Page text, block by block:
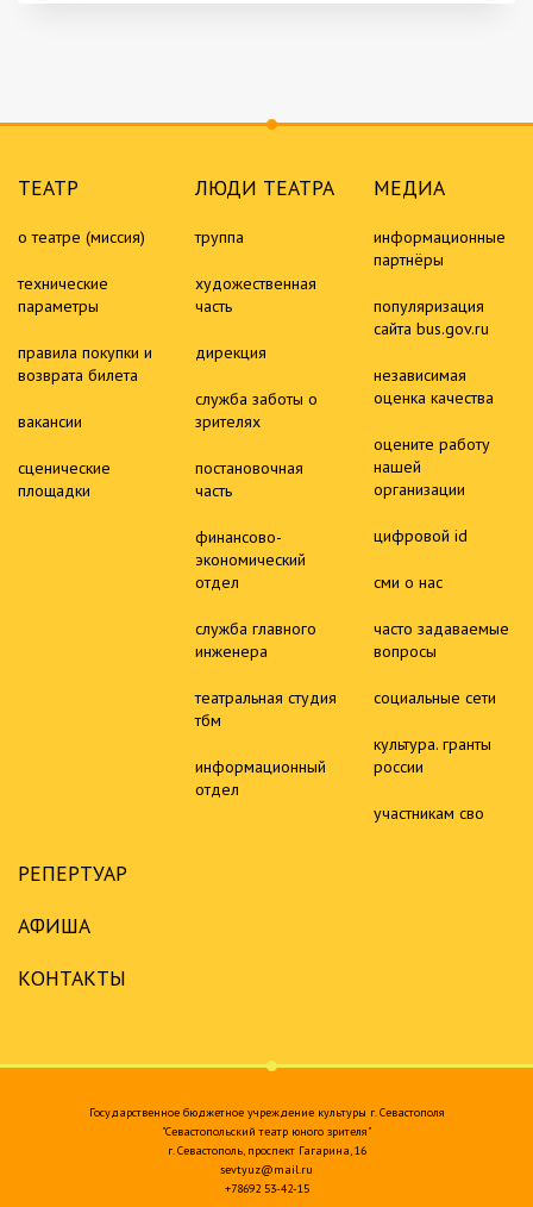
ТЕАТР
о театре (миссия)
технические
параметры
правила покупки и
возврата билета
вакансии
сценические
площадки
ЛЮДИ ТЕАТРА
труппа
художественная
часть
дирекция
служба заботы о
зрителях
постановочная
часть
финансово-
экономический
отдел
служба главного
инженера
театральная студия
тбм
информационный
отдел
МЕДИА
информационные
партнёры
популяризация
сайта bus.gov.ru
независимая
оценка качества
оцените работу
нашей
организации
цифровой id
сми о нас
часто задаваемые
вопросы
социальные сети
культура. гранты
россии
участникам сво
РЕПЕРТУАР
АФИША
КОНТАКТЫ
Государственное бюджетное учреждение культуры г. Севастополя
"Севастопольский театр юного зрителя"
г. Севастополь, проспект Гагарина, 16
sevtyuz@mail.ru
+78692 53-42-15